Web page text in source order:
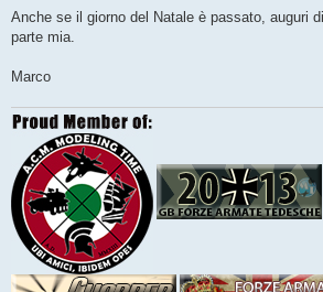
s
a
i
Anche se il giorno del Natale è passato, auguri
parte mia.
Marco